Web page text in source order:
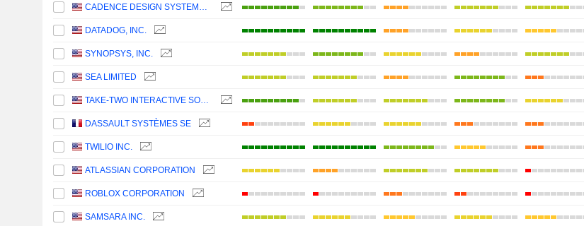
CADENCE DESIGN SYSTEMS, INC.
DATADOG, INC.
SYNOPSYS, INC.
SEA LIMITED
TAKE-TWO INTERACTIVE SOFTWARE, INC.
DASSAULT SYSTÈMES SE
TWILIO INC.
ATLASSIAN CORPORATION
ROBLOX CORPORATION
SAMSARA INC.